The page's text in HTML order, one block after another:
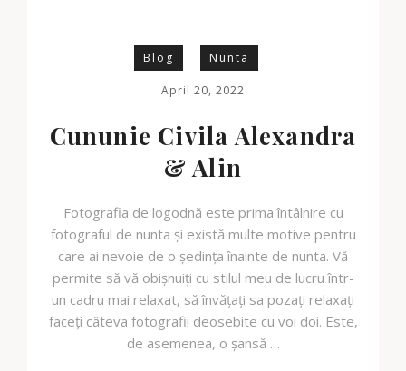
Blog Nunta
April 20, 2022
Cununie Civila Alexandra
& Alin
Fotografia de logodnă este prima întâlnire cu
fotograful de nunta și există multe motive pentru
care ai nevoie de o ședința înainte de nunta. Vă
permite să vă obișnuiți cu stilul meu de lucru într-
un cadru mai relaxat, să învățați sa pozați relaxați
faceți câteva fotografii deosebite cu voi doi. Este,
de asemenea, o șansă …